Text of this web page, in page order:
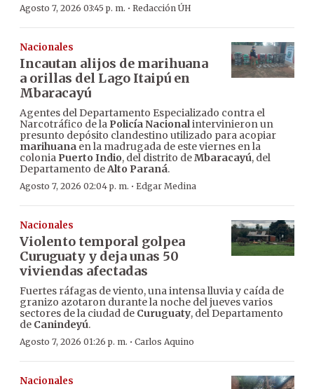
Agosto 7, 2026 03:45 p. m. · Redacción ÚH
Nacionales
Incautan alijos de marihuana
a orillas del Lago Itaipú en
Mbaracayú
Agentes del Departamento Especializado contra el
Narcotráfico de la Policía Nacionalintervinieron un
presunto depósito clandestino utilizado para acopiar
marihuana en la madrugada de este viernes en la
colonia Puerto Indio, del distrito deMbaracayú, del
Departamento deAlto Paraná.
Agosto 7, 2026 02:04 p. m. · Edgar Medina
Nacionales
Violento temporal golpea
Curuguaty y deja unas 50
viviendas afectadas
Fuertes ráfagas de viento, una intensa lluvia y caída de
granizo azotaron durante la noche del jueves varios
sectores de la ciudad de Curuguaty, del Departamento
de Canindeyú.
Agosto 7, 2026 01:26 p. m. · Carlos Aquino
Nacionales